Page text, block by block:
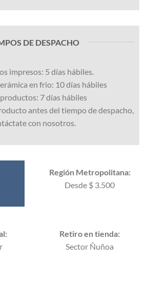
DE DESPACHO
impresos: 5 días hábiles.
en frio: 10 días hábiles
7 días hábiles
antes del tiempo de despacho,
con nosotros.
Región Metropolitana:
Desde $ 3.500
Retiro en tienda:
Sector Ñuñoa